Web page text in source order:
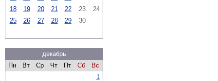
18
19 20 21 22 23
24
25
26 27 28 29 30
декабрь
Пн
Вт Ср Чт Пт Сб
Вс
1